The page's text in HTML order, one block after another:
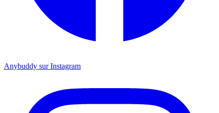
Anybuddy sur Instagram